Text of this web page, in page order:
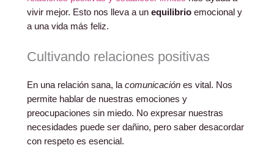
vivir mejor. Esto nos lleva a un equilibrio emocional y
a una vida más feliz.
Cultivando relaciones positivas
En una relación sana, lacomunicación es vital. Nos
permite hablar de nuestras emociones y
preocupaciones sin miedo. No expresar nuestras
necesidades puede ser dañino, pero saber desacordar
con respeto es esencial.